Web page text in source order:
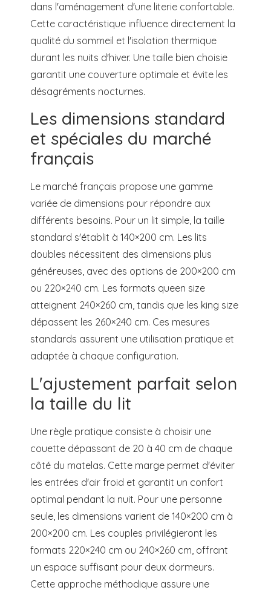
dans l'aménagement d'une literie confortable.
Cette caractéristique influence directement la
qualité du sommeil et l'isolation thermique
durant les nuits d'hiver. Une taille bien choisie
garantit une couverture optimale et évite les
désagréments nocturnes.
Les dimensions standard
et spéciales du marché
français
Le marché français propose une gamme
variée de dimensions pour répondre aux
différents besoins. Pour un lit simple, la taille
standard s'établit à 140×200 cm. Les lits
doubles nécessitent des dimensions plus
généreuses, avec des options de 200×200 cm
ou 220×240 cm. Les formats queen size
atteignent 240×260 cm, tandis que les king size
dépassent les 260×240 cm. Ces mesures
standards assurent une utilisation pratique et
adaptée à chaque configuration.
L'ajustement parfait selon
la taille du lit
Une règle pratique consiste à choisir une
couette dépassant de 20 à 40 cm de chaque
côté du matelas. Cette marge permet d'éviter
les entrées d'air froid et garantit un confort
optimal pendant la nuit. Pour une personne
seule, les dimensions varient de 140×200 cm à
200×200 cm. Les couples privilégieront les
formats 220×240 cm ou 240×260 cm, offrant
un espace suffisant pour deux dormeurs.
Cette approche méthodique assure une